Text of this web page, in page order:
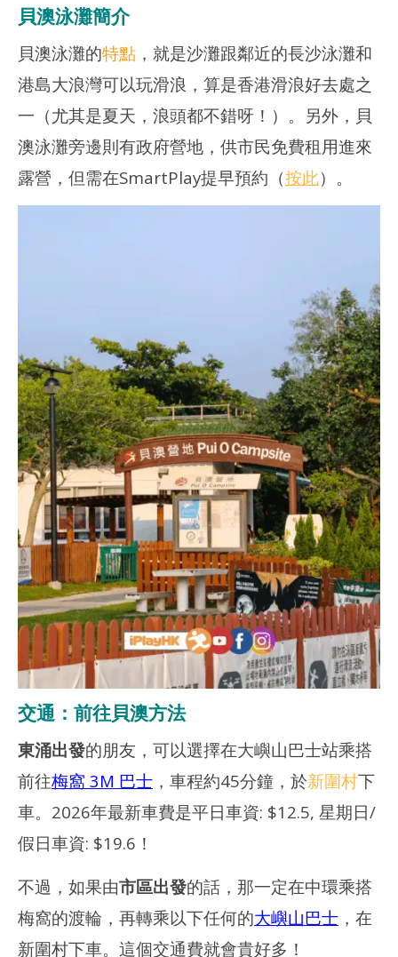
貝澳泳灘簡介
貝澳泳灘的特點 ，就是沙灘跟鄰近的長沙泳灘和
港島大浪灣可以玩滑浪，算是香港滑浪好去處之
一（尤其是夏天，浪頭都不錯呀！）。另外，貝
澳泳灘旁邊則有政府營地，供市民免費租用進來
露營，但需在SmartPlay提早預約（按此）。
交通：前往貝澳方法
東涌出發的朋友，可以選擇在大嶼山巴士站乘搭
前往梅窩 3M 巴士 ，車程約45分鐘，於新圍村下
車。2026年最新車費是平日車資: $12.5, 星期日/
假日車資: $19.6！
不過，如果由市區出發的話，那一定在中環乘搭
梅窩的渡輪，再轉乘以下任何的大嶼山巴士 ，在
新圍村下車。這個交通費就會貴好多！